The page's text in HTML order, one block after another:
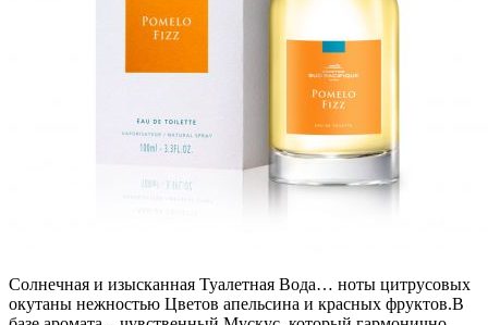
Солнечная и изысканная Туалетная Вода… ноты цитрусовых
окутаны нежностью Цветов апельсина и красных фруктов.В